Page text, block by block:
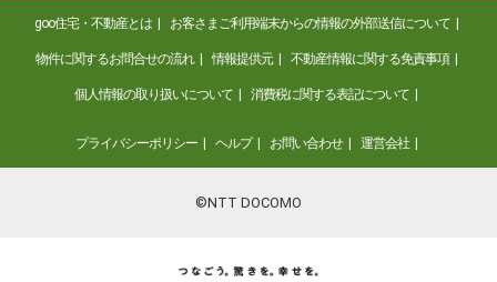
goo住宅・不動産とは お客さまご利用端末からの情報の外部送信について
物件に関するお問合せの流れ 情報提供元 不動産情報に関する免責事項
個人情報の取り扱いについて 消費税に関する表記について
プライバシーポリシー ヘルプ お問い合わせ 運営会社
©NTT DOCOMO